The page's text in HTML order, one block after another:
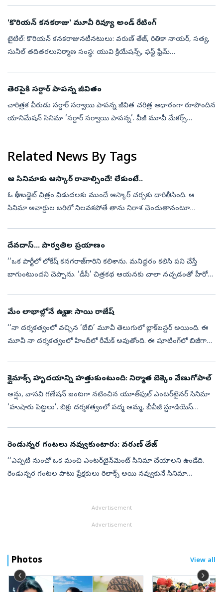
'కొరియన్‌ కనకరాజు' మూవీ రివ్యూ అండ్ రేటింగ్
టైటిల్‌: కొరియన్‌ కనకరాజునటీనటులు: వరుణ్‌ తేజ్‌, రితికా నాయర్‌, సత్య,
సునీల్‌ తదితరలునిర్మాణ సంస్థ: యువి క్రియేషన్స్, ఫస్ట్ ఫ్రేమ్
తెరపైకి సర్దార్‌ పాపన్న జీవితం
చారిత్రక వీరుడు సర్దార్‌ సర్వాయి పాపన్న జీవిత చరిత్ర ఆధారంగా రూపొందిన
యానిమేషన్‌ సినిమా ‘సర్దార్‌ సర్వాయి పాపన్న’. వీజీ మూవీ మేకర్స్‌
Related News By Tags
ఆ సినిమాకు ఆస్కార్‌ రావాల్సిందే! లేకుంటే..
ఓ భారీ బడ్జెట్‌ చిత్రం విడుదలకు ముందే ఆస్కార్‌ చర్చకు దారితీసింది. ఆ
సినిమా అవార్డుల బరిలో నిలవకపోతే తాను నిరాశ చెందుతానంటూ
దేవదాస్‌... పార్వతిల ప్రయాణం
‘‘ఒక పార్టీలో లోకేష్‌ కనగరాజ్‌గారిని కలిశాను. మనిద్దరం కలిసి పని చేస్తే
బాగుంటుందని చెప్పాను. ‘డీసీ’ చిత్రకథ ఆయనకు చాలా నచ్చడంతో హీరోగా
మేం లాభాల్లోనే ఉన్నాం: సాయి రాజేష్‌
‘‘నా దర్శకత్వంలో వచ్చిన ‘బేబి’ మూవీ తెలుగులో బ్లాక్‌బస్టర్‌ అయింది. ఈ
మూవీ నా దర్శకత్వంలో హిందీలో రీమేక్‌ అవుతోంది. ఈ షూటింగ్‌లో బిజీగా
క్లైమాక్స్‌ హృదయాన్ని హత్తుకుంటుంది: నిర్మాత బెక్కెం వేణుగోపాల్‌
అన్షు, వాసవి గణేషన్‌ జంటగా నటించిన యూత్‌ఫుల్‌ ఎంటర్‌టైనర్‌ సినిమా
‘హుషారు పిట్టలు’. బిక్షు దర్శకత్వంలో పద్మ అమ్మ, బీవీజీ స్టూడియెస్‌
రెండున్నర గంటలు నవ్వుకుంటారు: వరుణ్‌ తేజ్‌
‘‘ఎప్పటి నుంచో ఒక మంచి ఎంటర్‌టైన్‌మెంట్‌ సినిమా చేయాలని ఉండేది.
రెండున్నర గంటల పాటు ప్రేక్షకులు రిలాక్స్‌ అయి నవ్వుకునే సినిమా
Advertisement
Advertisement
Photos View all